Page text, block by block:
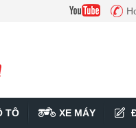
TÔ XE MÁY